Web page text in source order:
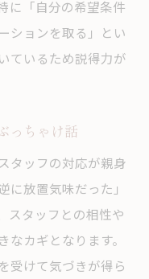
に「自分の希望条件
ションを取る」とい
ているため説得力が
っちゃけ話
タッフの対応が親身
放置気味だった」
スタッフとの相性や
カギとなります。
受けて気づきが得ら